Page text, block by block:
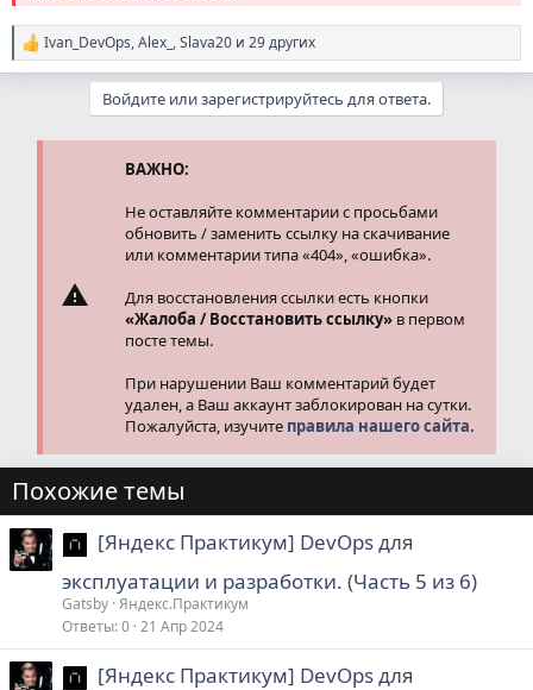
Р
е
Ivan_DevOps,Alex_ ,Slava20 и 29 других
Войдите или зарегистрируйтесь для ответа.
ВАЖНО:
Не оставляйте комментарии с просьбами
обновить / заменить ссылку на скачивание
или комментарии типа «404», «ошибка».
Для восстановления ссылки есть кнопки
«Жалоба / Восстановить ссылку» в первом
посте темы.
При нарушении Ваш комментарий будет
удален, а Ваш аккаунт заблокирован на сутки.
Пожалуйста, изучите правила нашего сайта.
Похожие темы
[Яндекс Практикум] DevOps для
эксплуатации и разработки. (Часть 5 из 6)
Gatsby Яндекс.Практикум
Ответы 0 21 Апр 2024
[Яндекс Практикум] DevOps для